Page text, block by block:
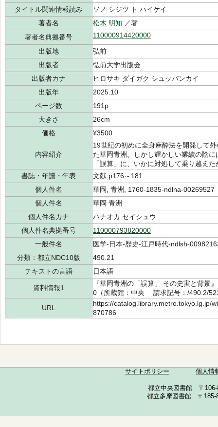
タイトル関連情報読み
ソノ シジツ ト ハイケイ
著者名
松木 明知 ／著
著者名典拠番号
110000914420000
出版地
弘前
出版者
弘前大学出版会
出版者カナ
ヒロサキ ダイガク シュッパンカイ
出版年
2025.10
ページ数
191p
大きさ
26cm
価格
¥3500
内容紹介
19世紀の初めに全身麻酔法を開発して
た華岡青洲。しかし輝かしい業績の陰
「誤算」に、いかに対処して乗り越え
書誌・年譜・年表
文献:p176～181
個人件名
華岡, 青洲, 1760-1835-ndlna-00269527
個人件名
華岡 青洲
個人件名カナ
ハナオカ セイシュウ
個人件名典拠番号
110000793820000
一般件名
医学-日本-歴史-江戸時代-ndlsh-
分類：都立NDC10版
490.21
テキストの言語
日本語
資料情報1
『華岡青洲の「誤算」 その史実と背
0（所蔵館：中央 請求記号：/490.2/
URL
https://catalog.library.metro.tokyo.lg.jp/
870786
サイトポリシー 個人情
都立中央図書館 〒
都立多摩図書館 〒185-